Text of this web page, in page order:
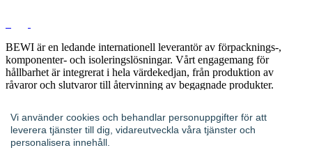
Vi använder cookies och behandlar personuppgifter för att
leverera tjänster till dig, vidareutveckla våra tjänster och
personalisera innehåll.
BEWI är en ledande internationell leverantör av förpacknings-,
komponenter- och isoleringslösningar. Vårt engagemang för
hållbarhet är integrerat i hela värdekedjan, från produktion av
råvaror och slutvaror till återvinning av begagnade produkter.
Hitta din kontakt